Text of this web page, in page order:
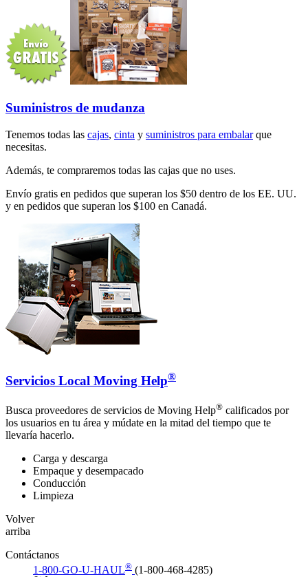
Suministros de mudanza
Tenemos todas las cajas, cinta y suministros para embalarque
necesitas.
Además, te compraremos todas las cajas que no uses.
Envío gratis en pedidos que superan los $50 dentro de los EE. UU.
y en pedidos que superan los $100 en Canadá.
Servicios Local Moving Help®
Busca proveedores de servicios de Moving Help® calificados por
los usuarios en tu área y múdate en la mitad del tiempo que te
llevaría hacerlo.
Carga y descarga
Empaque y desempacado
Conducción
Limpieza
Volver
arriba
Contáctanos
1-800-GO-U-HAUL® (1-800-468-4285)